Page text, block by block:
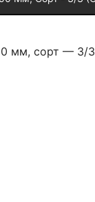
мм, сорт — 3/